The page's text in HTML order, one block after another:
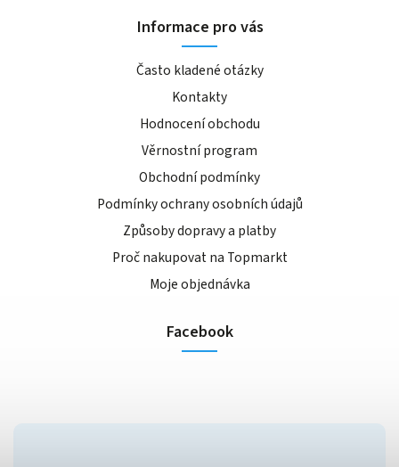
Informace pro vás
Často kladené otázky
Kontakty
Hodnocení obchodu
Věrnostní program
Obchodní podmínky
Podmínky ochrany osobních údajů
Způsoby dopravy a platby
Proč nakupovat na Topmarkt
Moje objednávka
Facebook